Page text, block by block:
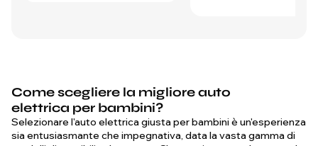
Come scegliere la migliore auto
elettrica per bambini?
Selezionare l'auto elettrica giusta per bambini è un'esperienza
sia entusiasmante che impegnativa, data la vasta gamma di